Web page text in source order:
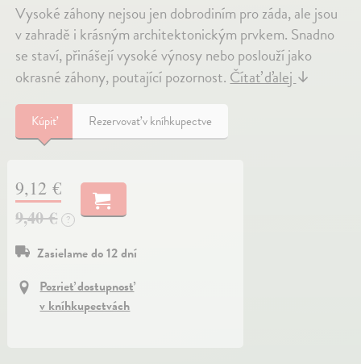
Vysoké záhony nejsou jen dobrodiním pro záda, ale jsou
v zahradě i krásným architektonickým prvkem. Snadno
se staví, přinášejí vysoké výnosy nebo poslouží jako
okrasné záhony, poutající pozornost. Čítať ďalej ↓
Kúpiť Rezervovať v kníhkupectve
9,12 €
9,40 €
?
Zasielame do 12 dní
Pozrieť dostupnosť
v kníhkupectvách